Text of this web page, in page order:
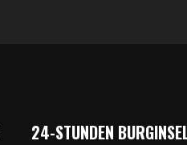
24-STUNDEN